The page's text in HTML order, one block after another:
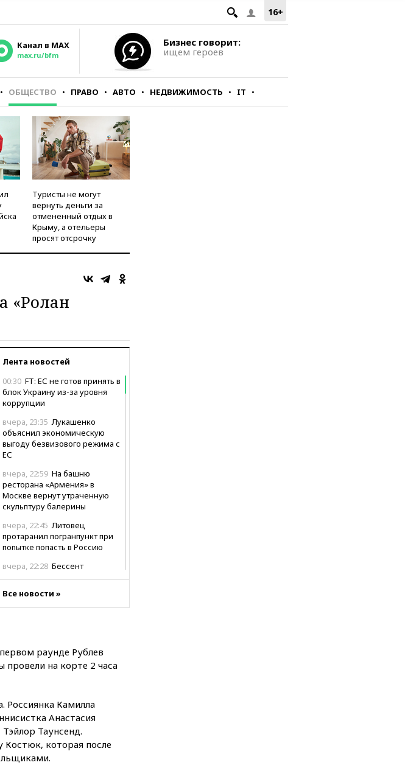
16+
Канал в MAX
max.ru/bfm
Бизнес говорит:
ищем героев
ОБЩЕСТВО ПРАВО АВТО НЕДВИЖИМОСТЬ IT
Туристы не могут
вернуть деньги за
отмененный отдых в
Крыму, а отельеры
просят отсрочку
«Ролан
Лента новостей
00:30 FT: ЕС не готов принять в
блок Украину из-за уровня
коррупции
вчера, 23:35 Лукашенко
объяснил экономическую
выгоду безвизового режима с
ЕС
вчера, 22:59 На башню
ресторана «Армения» в
Москве вернут утраченную
скульптуру балерины
вчера, 22:45 Литовец
протаранил погранпункт при
попытке попасть в Россию
вчера, 22:28 Бессент
огня США и Ирана
вчера, 22:00 Путин поручил
выделить средства на новые
вчера, 21:56The Atlantic: Маск
отказал Украине в
использовании Starlink для
атак вглубь РФ
вчера, 21:35
Все новости »
раунде Рублев
провели на корте 2 часа
Россиянка Камилла
Анастасия
Таунсенд.
Костюк, которая после